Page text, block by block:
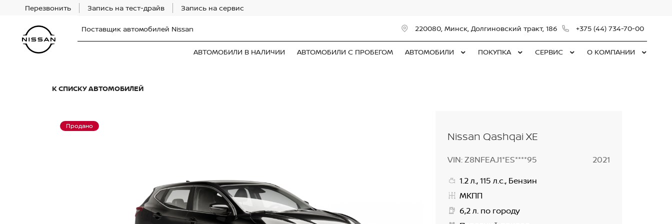
Перезвонить Запись на тест-драйв Запись на сервис
Поставщик автомобилей Nissan 220080, Минск, Долгиновский тракт, 186 +375 (44) 734-70-00
АВТОМОБИЛИ В НАЛИЧИИ АВТОМОБИЛИ С ПРОБЕГОМ АВТОМОБИЛИ ПОКУПКА СЕРВИС О КОМПАНИИ
К СПИСКУ АВТОМОБИЛЕЙ
Продано
Nissan Qashqai XE
VIN: Z8NFEAJ1*ES****95
2021
1.2 л., 115 л.с., Бензин
МКПП
6,2 л. по городу